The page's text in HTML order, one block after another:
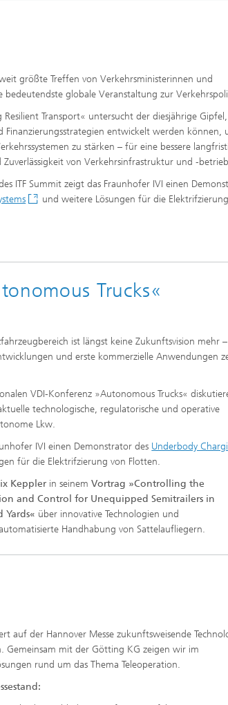
größte Treffen von Verkehrsministerinnen und
bedeutendste globale Veranstaltung zur
Transport« untersucht der diesjährige
Finanzierungsstrategien entwickelt werden können,
zu stärken – für eine bessere
von Verkehrsinfrastruktur und -
ITF Summit zeigt das Fraunhofer IVI einen
und weitere Lösungen für die
Trucks«
ist längst keine Zukunftsvision mehr –
und erste kommerzielle Anwendungen
VDI-Konferenz »Autonomous Trucks«
technologische, regulatorische und operative
Lkw.
IVI einen Demonstrator des Underbody
für die Elektrifzierung von Flotten.
Keppler in seinemVortrag »Controlling the
and Control for Unequipped Semitrailers in
Yards« über innovative Technologien und
Handhabung von Sattelaufliegern.
auf der Hannover Messe zukunftsweisende
Gemeinsam mit der Götting KG zeigen wir im
rund um das Thema Teleoperation.